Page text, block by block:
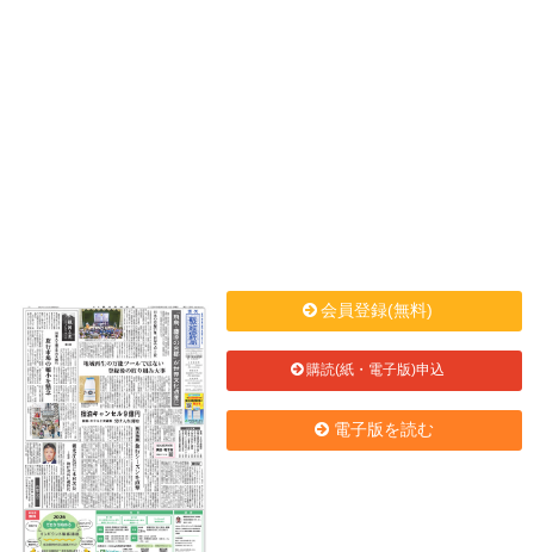
会員登録(無料)
購読(紙・電子版)申込
電子版を読む